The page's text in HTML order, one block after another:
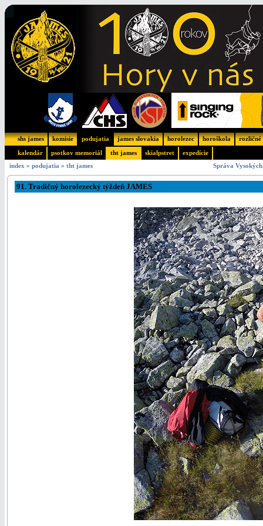
shs james komisie podujatia james slovakia horolezec horoškola rozličné
kalendár psotkov memoriál tht james skialpstret
expedície
index » podujatia » tht james Správa
91. Tradičný horolezecký týždeň JAMES